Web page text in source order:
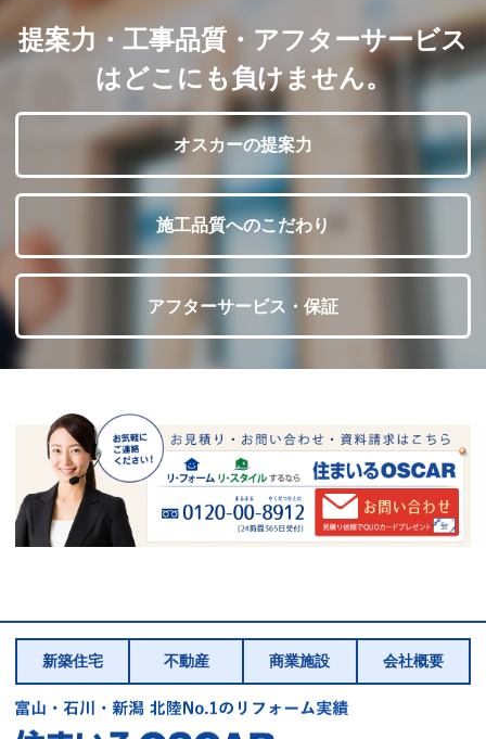
提案力・工事品質・アフターサービス
はどこにも負けません。
オスカーの提案力
施工品質へのこだわり
アフターサービス・保証
新築住宅 不動産 商業施設 会社概要